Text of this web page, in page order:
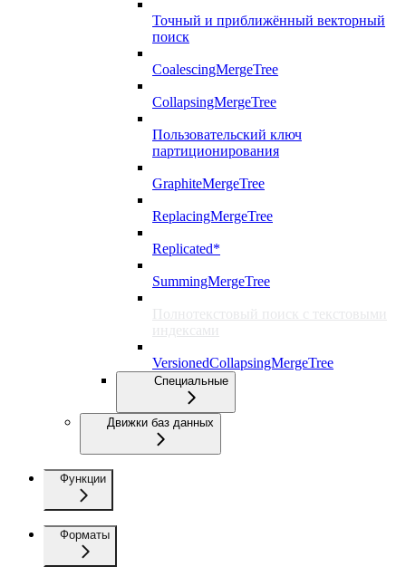
Точный и приближённый векторный
поиск
CoalescingMergeTree
CollapsingMergeTree
Пользовательский ключ
партиционирования
GraphiteMergeTree
ReplacingMergeTree
Replicated*
SummingMergeTree
Полнотекстовый поиск с текстовыми
индексами
VersionedCollapsingMergeTree
Специальные
Движки баз данных
Функции
Форматы